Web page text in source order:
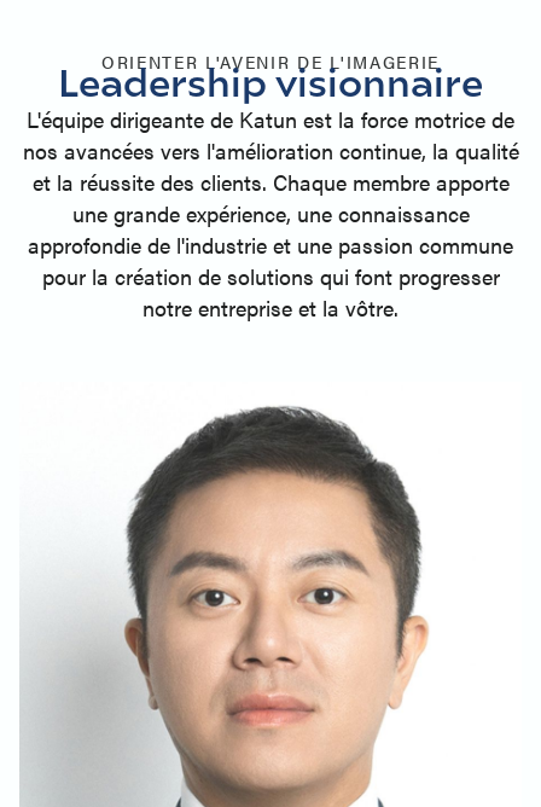
ORIENTER L'AVENIR DE L'IMAGERIE
Leadership visionnaire
L'équipe dirigeante de Katun est la force motrice de
nos avancées vers l'amélioration continue, la qualité
et la réussite des clients. Chaque membre apporte
une grande expérience, une connaissance
approfondie de l'industrie et une passion commune
pour la création de solutions qui font progresser
notre entreprise et la vôtre.